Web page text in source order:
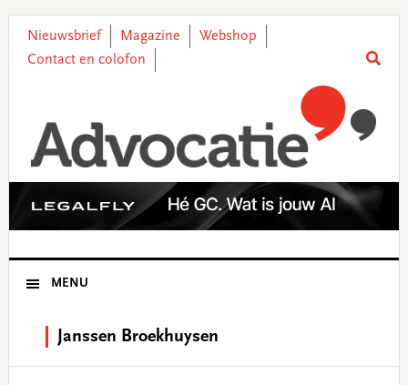
primary
main
primary
footer
Nieuwsbrief Magazine
Webshop
Contact en colofon
MENU
Janssen Broekhuysen